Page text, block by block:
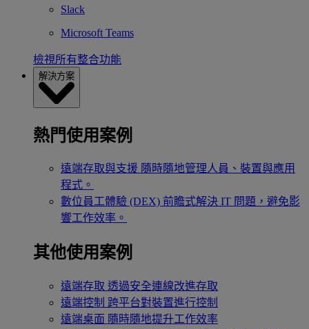
Slack
Microsoft Teams
檢視所有整合功能
解決方案
熱門使用案例
遠端存取與支援 隨時隨地管理人員、裝置與應用
程式。
數位員工體驗 (DEX) 前瞻式解決 IT 問題，避免影
響工作效率。
其他使用案例
遠端存取 透過安全連線改進存取
遠端控制 跨平台對裝置進行控制
遠端桌面 隨時隨地提升工作效率